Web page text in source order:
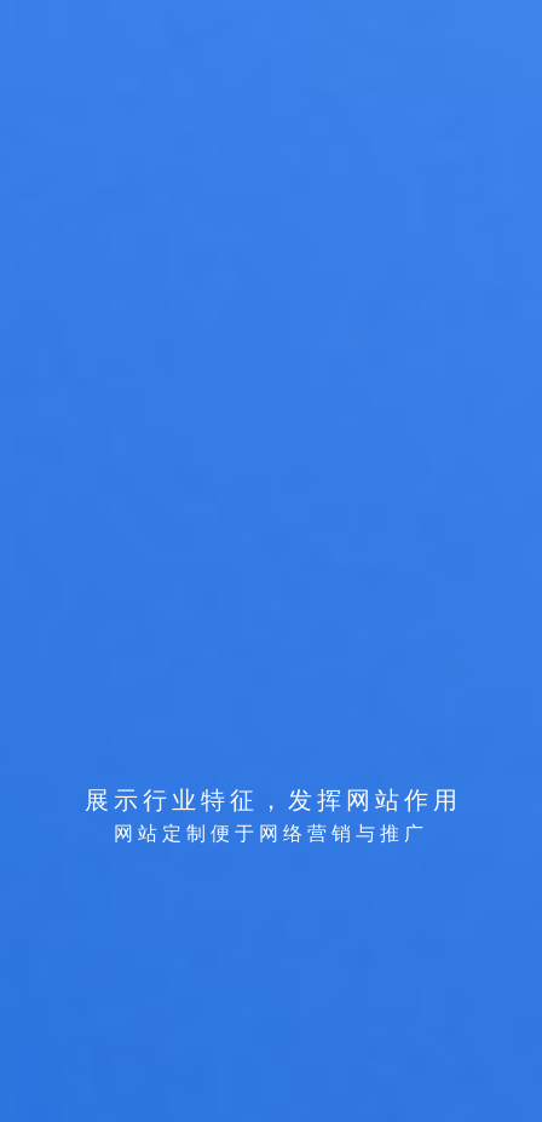
展 示行 业 特征 ， 发 挥 网 站作 用
网 站 定 制 便 于 网 络 营 销 与 推 广